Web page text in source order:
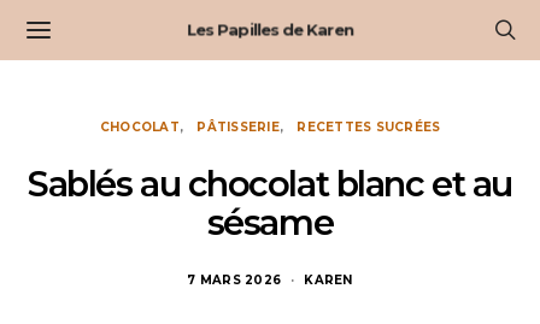
Les Papilles de Karen
CHOCOLAT PÂTISSERIE RECETTES SUCRÉES
Sablés au chocolat blanc et au
sésame
7 MARS 2026 KAREN